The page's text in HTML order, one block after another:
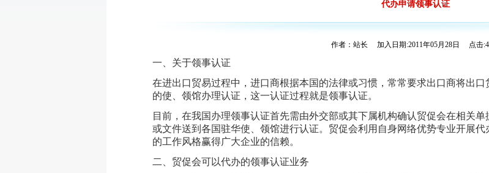
代办申请领事认证
作者：站长 加入日期:2011年05月28日 点击
一、关于领事认证
在进出口贸易过程中，进口商根据本国的法律或习惯，常常要求出口商将出
的使、领馆办理认证，这一认证过程就是领事认证。
目前，在我国办理领事认证首先需由外交部或其下属机构确认贸促会在相关
或文件送到各国驻华使、领馆进行认证。贸促会利用自身网络优势专业开展
的工作风格赢得广大企业的信赖。
二、贸促会可以代办的领事认证业务